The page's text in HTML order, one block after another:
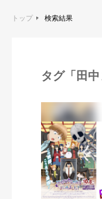
トップ 検索結果
タグ「田